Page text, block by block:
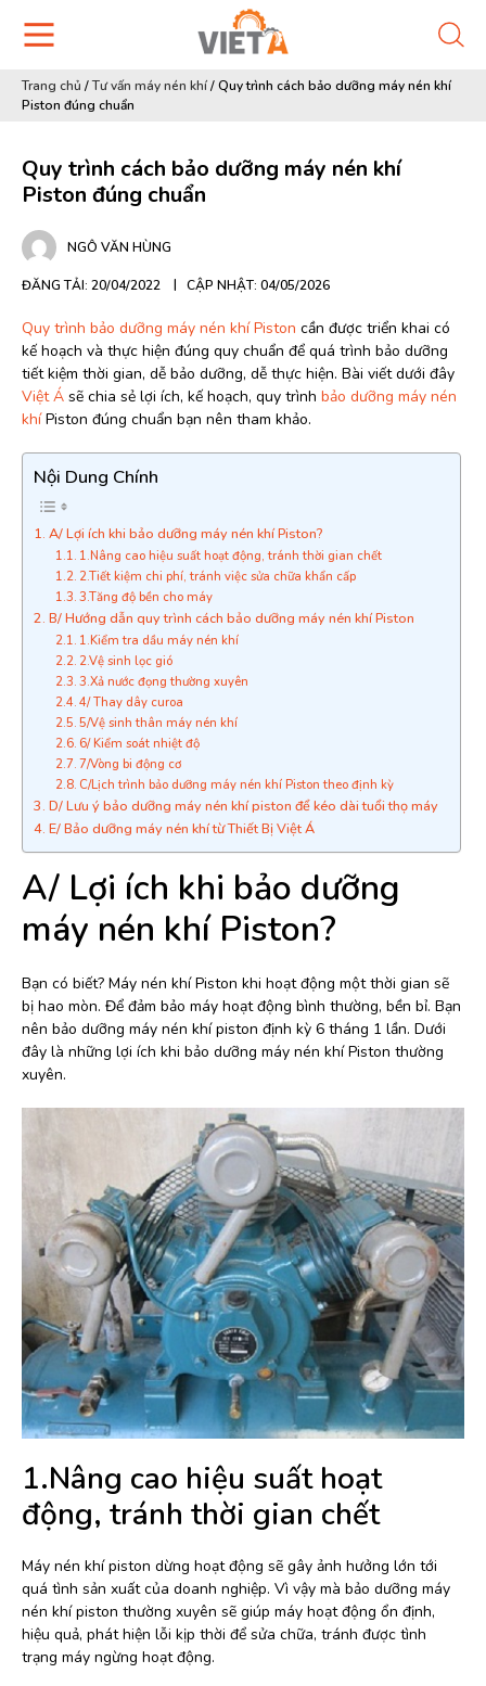
Trang chủ /Tư vấn máy nén khí/Quy trình cách bảo dưỡng máy nén khí
Piston đúng chuẩn
Quy trình cách bảo dưỡng máy nén khí
Piston đúng chuẩn
NGÔ VĂN HÙNG
ĐĂNG TẢI: 20/04/2022 CẬP NHẬT: 04/05/2026
Quy trình bảo dưỡng máy nén khí Piston cần được triển khai có
kế hoạch và thực hiện đúng quy chuẩn để quá trình bảo dưỡng
tiết kiệm thời gian, dễ bảo dưỡng, dễ thực hiện. Bài viết dưới đây
Việt Á sẽ chia sẻ lợi ích, kế hoạch, quy trình bảo dưỡng máy nén
khíPiston đúng chuẩn bạn nên tham khảo.
Nội Dung Chính
A/ Lợi ích khi bảo dưỡng máy nén khí Piston?
1.Nâng cao hiệu suất hoạt động, tránh thời gian chết
2.Tiết kiệm chi phí, tránh việc sửa chữa khẩn cấp
3.Tăng độ bền cho máy
B/ Hướng dẫn quy trình cách bảo dưỡng máy nén khí Piston
1.Kiểm tra dầu máy nén khí
2.Vệ sinh lọc gió
3.Xả nước đọng thường xuyên
4/ Thay dây curoa
5/Vệ sinh thân máy nén khí
6/ Kiểm soát nhiệt độ
7/Vòng bi động cơ
C/Lịch trình bảo dưỡng máy nén khí Piston theo định kỳ
D/ Lưu ý bảo dưỡng máy nén khí piston để kéo dài tuổi thọ máy
E/ Bảo dưỡng máy nén khí từ Thiết Bị Việt Á
A/ Lợi ích khi bảo dưỡng
máy nén khí Piston?
Bạn có biết? Máy nén khí Piston khi hoạt động một thời gian sẽ
bị hao mòn. Để đảm bảo máy hoạt động bình thường, bền bỉ. Bạn
nên bảo dưỡng máy nén khí piston định kỳ 6 tháng 1 lần. Dưới
đây là những lợi ích khi bảo dưỡng máy nén khí Piston thường
xuyên.
1.Nâng cao hiệu suất hoạt
động, tránh thời gian chết
Máy nén khí piston dừng hoạt động sẽ gây ảnh hưởng lớn tới
quá tình sản xuất của doanh nghiệp. Vì vậy mà bảo dưỡng máy
nén khí piston thường xuyên sẽ giúp máy hoạt động ổn định,
hiệu quả, phát hiện lỗi kịp thời để sửa chữa, tránh được tình
trạng máy ngừng hoạt động.